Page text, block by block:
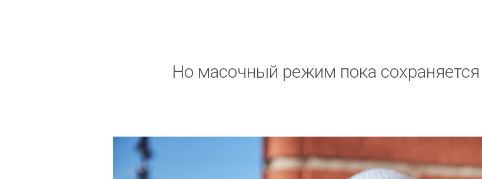
Но масочный режим пока сохраняется